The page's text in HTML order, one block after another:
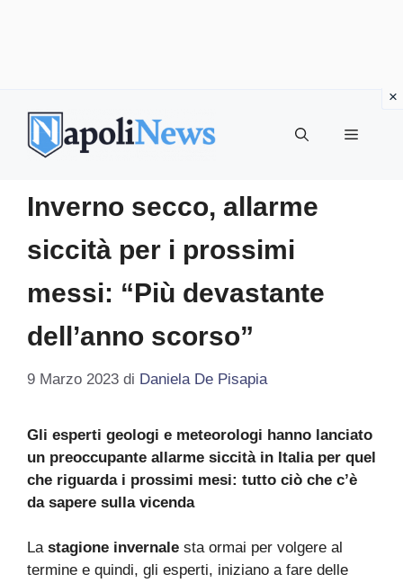
contenuto
MENU
Inverno secco, allarme
siccità per i prossimi
messi: “Più devastante
dell’anno scorso”
9 Marzo 2023 di Daniela De Pisapia
Gli esperti geologi e meteorologi hanno lanciato
un preoccupante allarme siccità in Italia per quel
che riguarda i prossimi mesi: tutto ciò che c’è
da sapere sulla vicenda
La stagione invernale sta ormai per volgere al
termine e quindi, gli esperti, iniziano a fare delle